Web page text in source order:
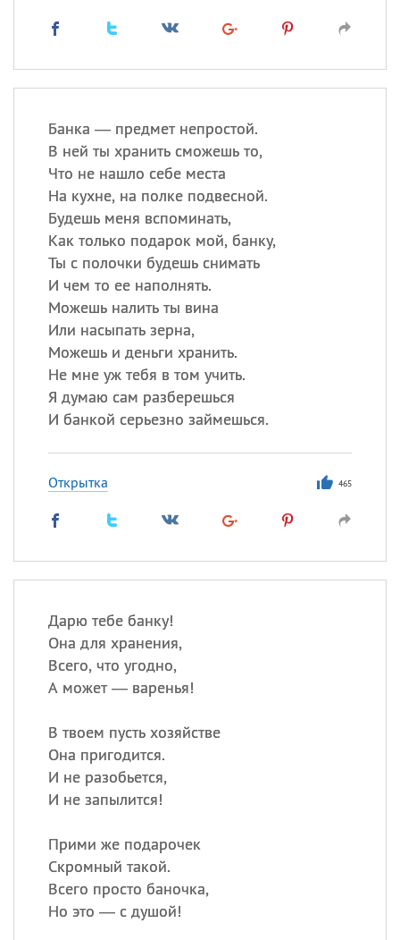
Банка — предмет непростой.
В ней ты хранить сможешь то,
Что не нашло себе места
На кухне, на полке подвесной.
Будешь меня вспоминать,
Как только подарок мой, банку,
Ты с полочки будешь снимать
И чем то ее наполнять.
Можешь налить ты вина
Или насыпать зерна,
Можешь и деньги хранить.
Не мне уж тебя в том учить.
Я думаю сам разберешься
И банкой серьезно займешься.
Открытка 465
Дарю тебе банку!
Она для хранения,
Всего, что угодно,
А может — варенья!
В твоем пусть хозяйстве
Она пригодится.
И не разобьется,
И не запылится!
Прими же подарочек
Скромный такой.
Всего просто баночка,
Но это — с душой!